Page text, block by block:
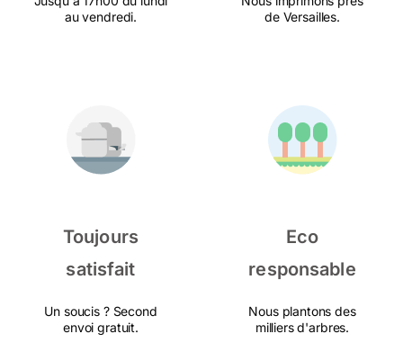
au vendredi.
de Versailles.
Toujours
satisfait
Un soucis ? Second
envoi gratuit.
Eco
responsable
Nous plantons des
milliers d'arbres.